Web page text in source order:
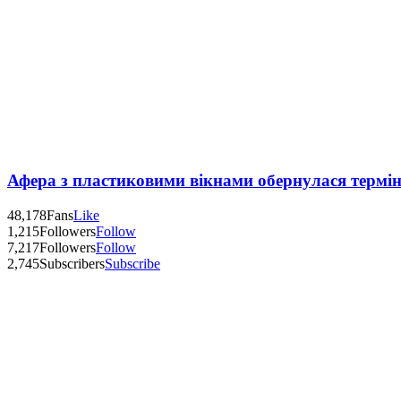
Афера з пластиковими вікнами обернулася
48,178FansLike
1,215FollowersFollow
7,217FollowersFollow
2,745SubscribersSubscribe